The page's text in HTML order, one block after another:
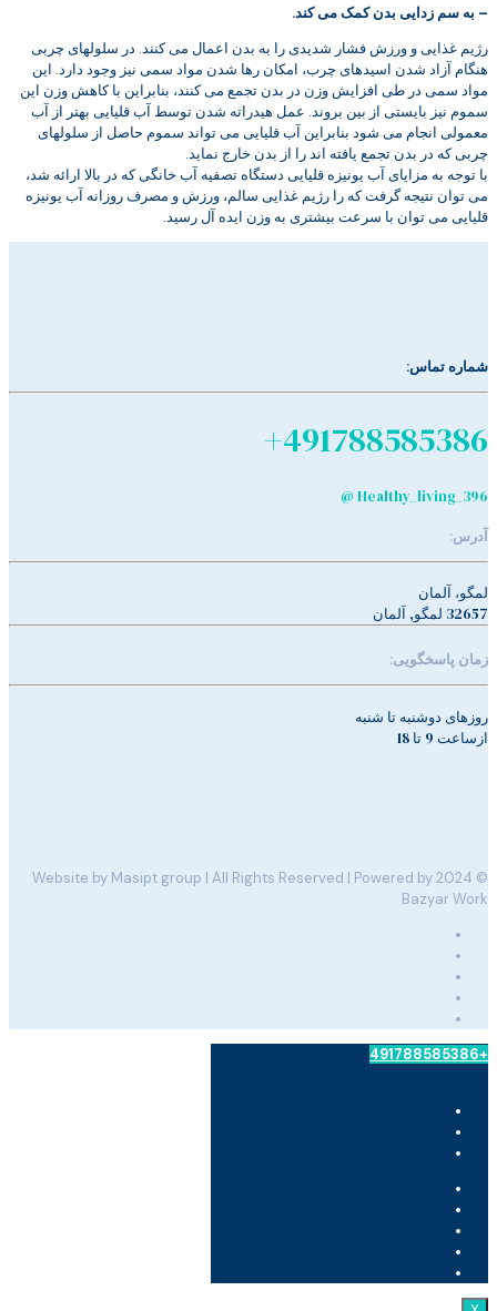
– به سم زدایی بدن کمک می کند.
رژیم غذایی و ورزش فشار شدیدی را به بدن اعمال می کنند. در سلولهای چربی
هنگام آزاد شدن اسیدهای چرب، امکان رها شدن مواد سمی نیز وجود دارد. این
مواد سمی در طی افزایش وزن در بدن تجمع می کنند، بنابراین با کاهش وزن این
سموم نیز بایستی از بین بروند. عمل هیدراته شدن توسط آب قلیایی بهتر از آب
معمولی انجام می شود بنابراین آب قلیایی می تواند سموم حاصل از سلولهای
چربی که در بدن تجمع یافته اند را از بدن خارج نماید.
با توجه به مزایای آب یونیزه قلیایی دستگاه تصفیه آب خانگی که در بالا ارائه شد،
می توان نتیجه گرفت که را رژیم غذایی سالم، ورزش و مصرف روزانه آب یونیزه
قلیایی می توان با سرعت بیشتری به وزن ایده آل رسید.
شماره تماس:
491788585386+
Healthy_living_396 @
آدرس:
لمگو، آلمان
32657 لمگو, آلمان
زمان پاسخگویی:
روزهای دوشنبه تا شنبه
ازساعت 9 تا 18
© 2024 Website by Masipt group | All Rights Reserved | Powered by
Bazyar Work
+491788585386